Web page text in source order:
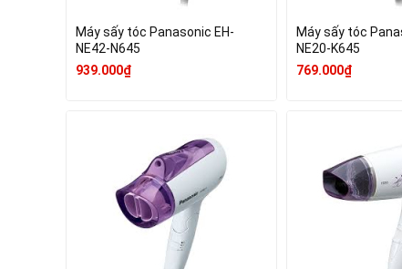
Máy sấy tóc Panasonic EH-
NE42-N645
939.000₫
Máy sấy tóc
NE20-K645
769.000₫